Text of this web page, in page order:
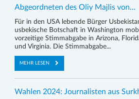
Abgeordneten des Oliy Majlis von...
Für in den USA lebende Bürger
usbekische Botschaft in Washington
vorzeitige Stimmabgabe in Arizona,
und Virginia. Die Stimmabgabe...
MEHR LESEN
Wahlen 2024: Journalisten aus